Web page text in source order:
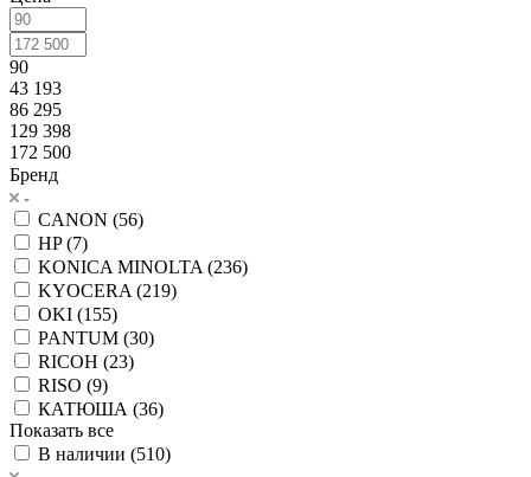
90
43 193
86 295
129 398
172 500
Бренд
CANON (56)
HP (7)
KONICA MINOLTA (236)
KYOCERA (219)
OKI (155)
PANTUM (30)
RICOH (23)
RISO (9)
КАТЮША (36)
Показать все
В наличии (510)